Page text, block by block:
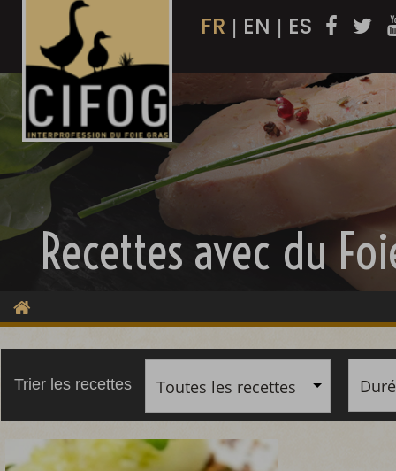
FR | EN | ES
Recettes avec du
Trier les recettes Toutes les recettes